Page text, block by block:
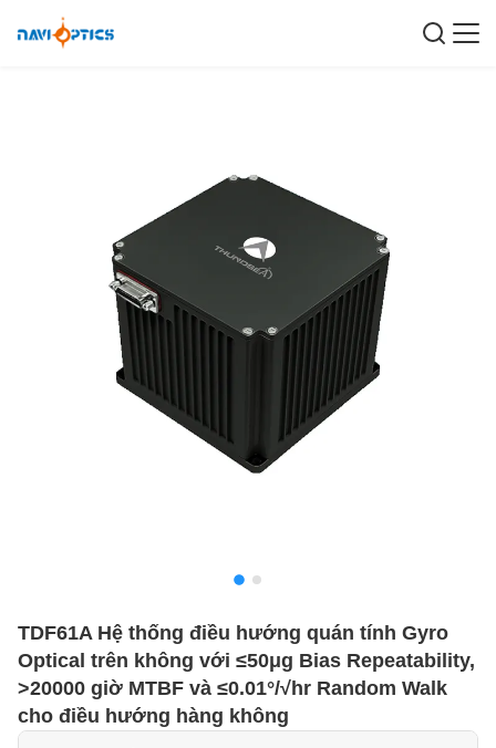
TDF61A Hệ thống điều hướng quán tính Gyro
Optical trên không với ≤50μg Bias Repeatability,
>20000 giờ MTBF và ≤0.01°/√hr Random Walk
cho điều hướng hàng không